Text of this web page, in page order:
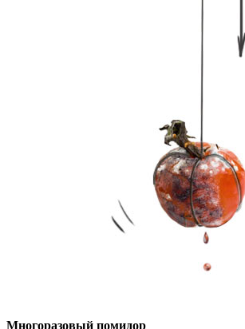
Многоразовый помидор